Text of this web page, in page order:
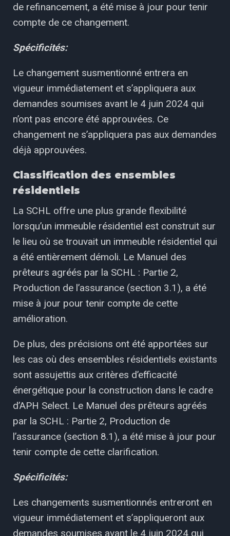
de refinancement, a été mise à jour pour tenir
compte de ce changement.
Spécificités:
Le changement susmentionné entrera en
vigueur immédiatement et s’appliquera aux
demandes soumises avant le 4 juin 2024 qui
n’ont pas encore été approuvées. Ce
changement ne s’appliquera pas aux demandes
déjà approuvées.
Classification des ensembles
résidentiels
La SCHL offre une plus grande flexibilité
lorsqu’un immeuble résidentiel est construit sur
le lieu où se trouvait un immeuble résidentiel qui
a été entièrement démoli. Le Manuel des
prêteurs agréés par la SCHL : Partie 2,
Production de l’assurance (section 3.1), a été
mise à jour pour tenir compte de cette
amélioration.
De plus, des précisions ont été apportées sur
les cas où des ensembles résidentiels existants
sont assujettis aux critères d’efficacité
énergétique pour la construction dans le cadre
d’APH Select. Le Manuel des prêteurs agréés
par la SCHL : Partie 2, Production de
l’assurance (section 8.1), a été mise à jour pour
tenir compte de cette clarification.
Spécificités:
Les changements susmentionnés entreront en
vigueur immédiatement et s’appliqueront aux
demandes soumises avant le 4 juin 2024 qui